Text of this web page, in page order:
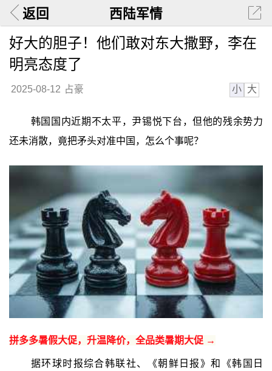
返回 西陆军情
好大的胆子！他们敢对东大撒野，李在
明亮态度了
2025-08-12 占豪 小 大
韩国国内近期不太平，尹锡悦下台，但他的残余势力
还未消散，竟把矛头对准中国，怎么个事呢？
拼多多暑假大促，升温降价，全品类暑期大促 →
据环球时报综合韩联社、《朝鲜日报》和《韩国日